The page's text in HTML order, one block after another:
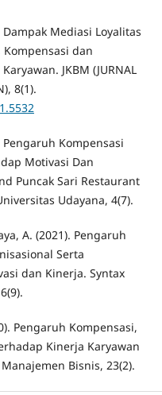
Mediasi Loyalitas
dan
JKBM (JURNAL
8(1).
Kompensasi
Motivasi Dan
Puncak Sari Restaurant
Udayana, 4(7).
A. (2021). Pengaruh
Serta
dan Kinerja. Syntax
Pengaruh Kompensasi,
Kinerja Karyawan
Bisnis, 23(2).